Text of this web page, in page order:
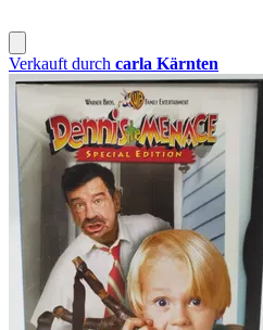
Verkauft durch carla Kärnten